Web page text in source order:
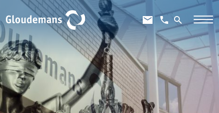
Expertises
Gebiedsontwikkeling
Gebiedseconomie